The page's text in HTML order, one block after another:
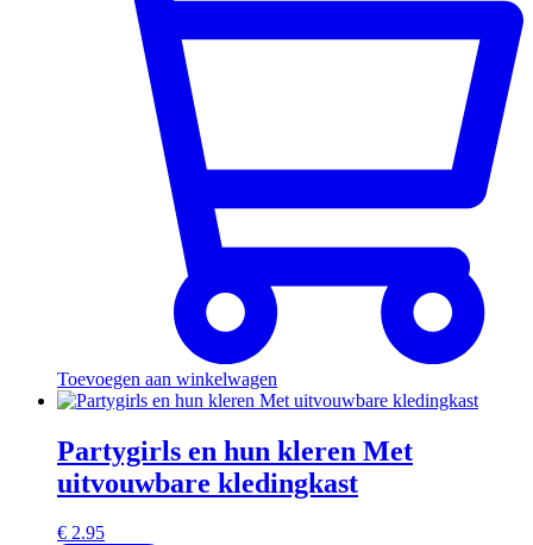
Toevoegen aan winkelwagen
Partygirls en hun kleren Met
uitvouwbare kledingkast
€ 2.95